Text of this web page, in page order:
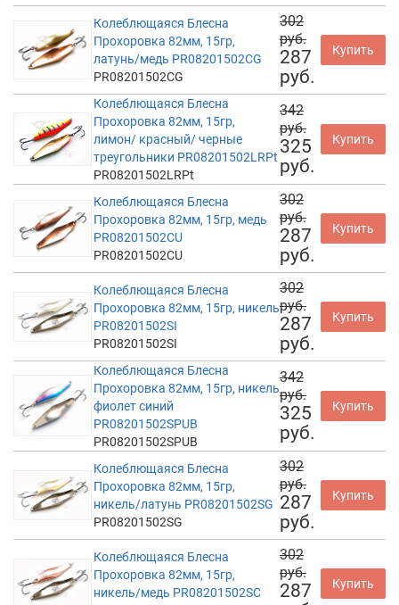
Колеблющаяся Блесна
Прохоровка 82мм, 15гр,
латунь/медь PR08201502CG
PR08201502CG
302
руб.
287
руб.
Купить
Колеблющаяся Блесна
Прохоровка 82мм, 15гр,
лимон/ красный/ черные
треугольники PR08201502LRPt
PR08201502LRPt
342
руб.
325
руб.
Купить
Колеблющаяся Блесна
Прохоровка 82мм, 15гр, медь
PR08201502CU
PR08201502CU
302
руб.
287
руб.
Купить
Колеблющаяся Блесна
Прохоровка 82мм, 15гр, никель
PR08201502SI
PR08201502SI
302
руб.
287
руб.
Купить
Колеблющаяся Блесна
Прохоровка 82мм, 15гр, никель
фиолет синий
PR08201502SPUB
PR08201502SPUB
342
руб.
325
руб.
Купить
Колеблющаяся Блесна
Прохоровка 82мм, 15гр,
никель/латунь PR08201502SG
PR08201502SG
302
руб.
287
руб.
Купить
Колеблющаяся Блесна
Прохоровка 82мм, 15гр,
никель/медь PR08201502SC
302
руб.
287
Купить